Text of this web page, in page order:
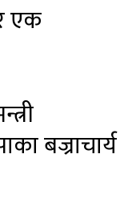
एक
बज्राचार्य